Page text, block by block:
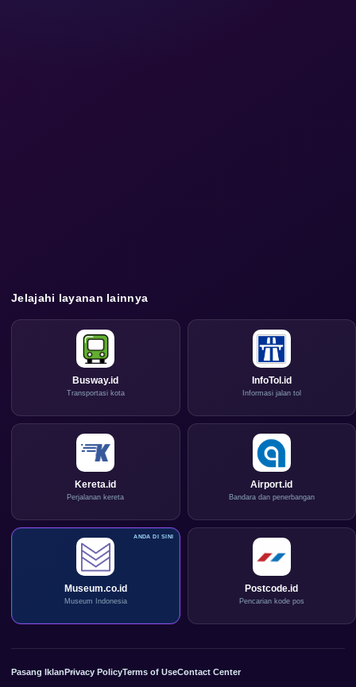
Jelajahi layanan lainnya
Busway.id
Transportasi kota
InfoTol.id
Informasi jalan tol
Kereta.id
Perjalanan kereta
Airport.id
Bandara dan penerbangan
Museum.co.id
Museum Indonesia
Postcode.id
Pencarian kode pos
Pasang IklanPrivacy PolicyTerms of UseContact Center